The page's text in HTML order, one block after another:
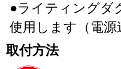
●ライティングダ
使用します（電源
取付方法